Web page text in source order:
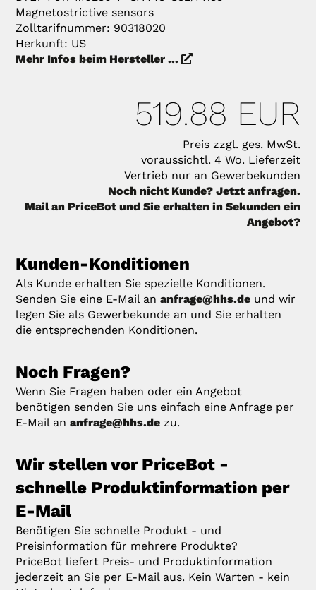
Magnetostrictive sensors
Zolltarifnummer: 90318020
Herkunft: US
Mehr Infos beim Hersteller ...
519.88 EUR
Preis zzgl. ges. MwSt.
voraussichtl. 4 Wo. Lieferzeit
Vertrieb nur an Gewerbekunden
Noch nicht Kunde? Jetzt anfragen.
Mail an PriceBot und Sie erhalten in Sekunden ein
Angebot?
Kunden-Konditionen
Als Kunde erhalten Sie spezielle Konditionen.
Senden Sie eine E-Mail ananfrage@hhs.de und wir
legen Sie als Gewerbekunde an und Sie erhalten
die entsprechenden Konditionen.
Noch Fragen?
Wenn Sie Fragen haben oder ein Angebot
benötigen senden Sie uns einfach eine Anfrage per
E-Mail ananfrage@hhs.de zu.
Wir stellen vor PriceBot -
schnelle Produktinformation per
E-Mail
Benötigen Sie schnelle Produkt - und
Preisinformation für mehrere Produkte?
PriceBot liefert Preis- und Produktinformation
jederzeit an Sie per E-Mail aus. Kein Warten - kein